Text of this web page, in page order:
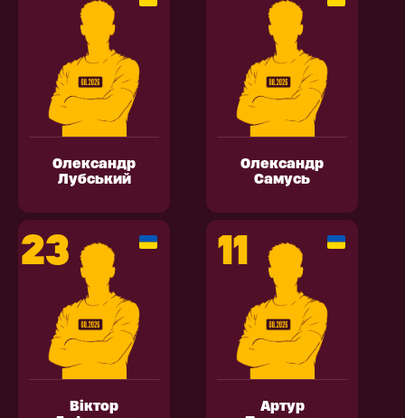
Олександр
Лубський
Олександр
Самусь
23
Віктор
11
Артур